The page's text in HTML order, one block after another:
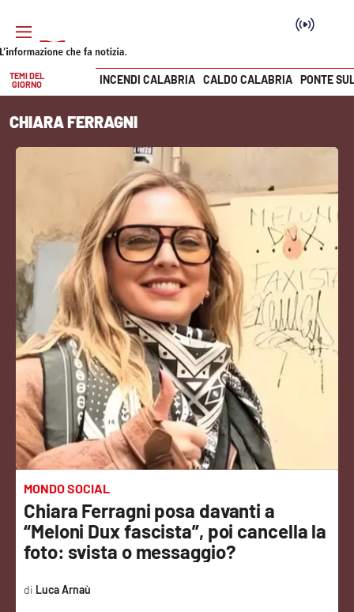
SEZIONI
Attualità
Economia e lavoro
Italia Mondo
Sanità
Sport
Cultura
Podcast
Meteo
Vai
TEMI DEL
GIORNO
INCENDI CALABRIA CALDO CALABRIA PONTE
CHIARA FERRAGNI
MONDO SOCIAL
Chiara Ferragni posa davanti a
“Meloni Dux fascista”, poi cancella la
foto: svista o messaggio?
Luca Arnaù